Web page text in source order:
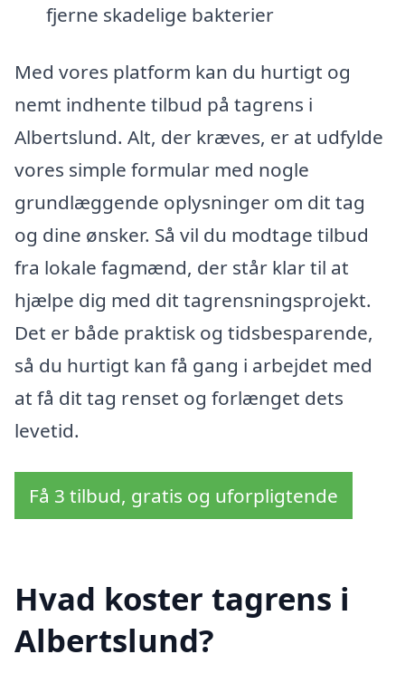
fjerne skadelige bakterier
Med vores platform kan du hurtigt og
nemt indhente tilbud på tagrens i
Albertslund. Alt, der kræves, er at udfylde
vores simple formular med nogle
grundlæggende oplysninger om dit tag
og dine ønsker. Så vil du modtage tilbud
fra lokale fagmænd, der står klar til at
hjælpe dig med dit tagrensningsprojekt.
Det er både praktisk og tidsbesparende,
så du hurtigt kan få gang i arbejdet med
at få dit tag renset og forlænget dets
levetid.
Få 3 tilbud, gratis og uforpligtende
Hvad koster tagrens i
Albertslund?